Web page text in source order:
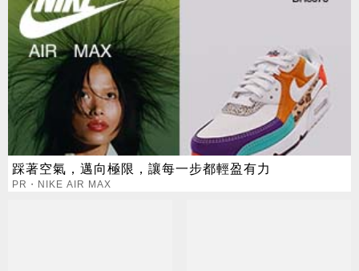
踩著空氣，邁向極限，讓每一步都輕盈有力
PR・NIKE AIR MAX